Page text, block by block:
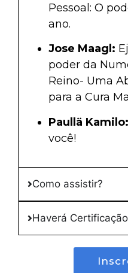
Pessoal: O
ano.
Jose Maagl:
poder da
Reino- Uma
para a Cura
Paullä Kamilo:
você!
Como assistir?
Haverá